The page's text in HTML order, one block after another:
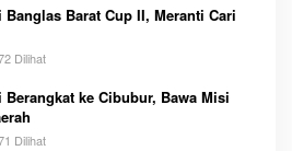
Barat Cup II, Meranti Cari
Dilihat
Berangkat ke Cibubur, Bawa Misi
Dilihat